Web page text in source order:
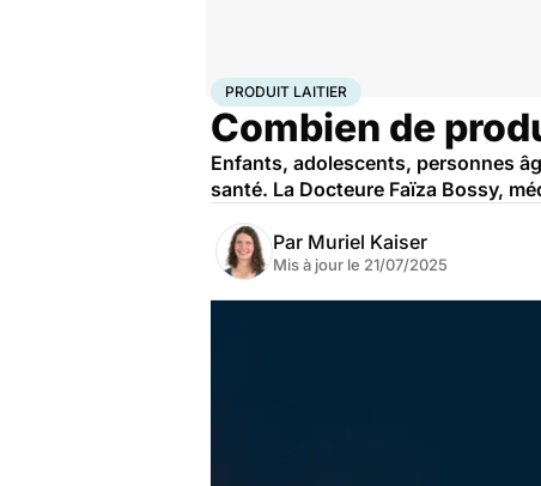
AccueilBien-êtreNutrition
PRODUIT LAITIER
Combien de
Enfants, adolescents, personnes
santé. La Docteure Faïza Bossy,
Par Muriel Kaiser
Mis à jour le 21/07/2025